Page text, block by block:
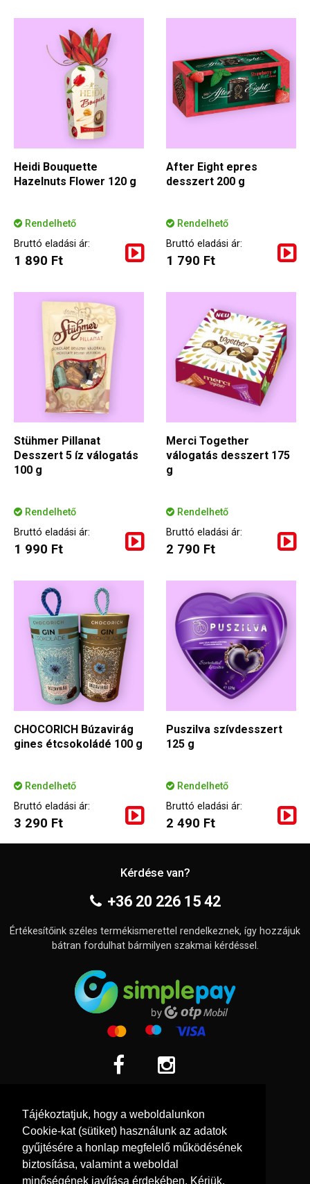
Tájékoztatjuk, hogy a weboldalunkon
Cookie-kat (sütiket) használunk az adatok
gyűjtésére a honlap megfelelő működésének
biztosítása, valamint a weboldal
minőségének javítása érdekében. Kérjük,
Heidi Bouquette
Hazelnuts Flower 120 g
Rendelhető
Bruttó eladási ár:
1 890 Ft
After Eight epres
desszert 200 g
Rendelhető
Bruttó eladási ár:
1 790 Ft
Stühmer Pillanat
Desszert 5 íz válogatás
100 g
Rendelhető
Bruttó eladási ár:
1 990 Ft
Merci Together
válogatás desszert 175
g
Rendelhető
Bruttó eladási ár:
2 790 Ft
CHOCORICH Búzavirág
gines étcsokoládé 100 g
Rendelhető
Bruttó eladási ár:
3 290 Ft
Puszilva szívdesszert
125 g
Rendelhető
Bruttó eladási ár:
2 490 Ft
Kérdése van?
+36 20 226 15 42
Értékesítőink széles termékismerettel rendelkeznek, így hozzájuk
bátran fordulhat bármilyen szakmai kérdéssel.
Adatkezelési tájékoztató
Általános szerződési feltételek
Elállási nyilatkozat